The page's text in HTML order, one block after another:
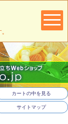
カートの中を見る
サイトマップ